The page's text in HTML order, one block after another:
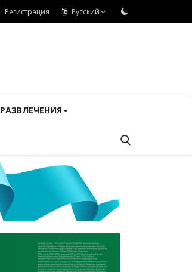
Регистрация Русский
РАЗВЛЕЧЕНИЯ